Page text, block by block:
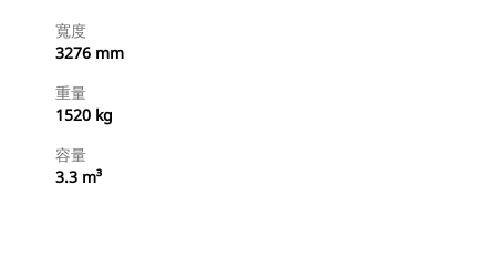
寬度
3276 mm
重量
1520 kg
容量
3.3 m³